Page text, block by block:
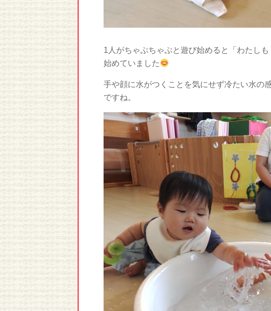
1人がちゃぷちゃぷと遊び始めると「わたし
始めていました
手や顔に水がつくことを気にせず冷たい水の
ですね。